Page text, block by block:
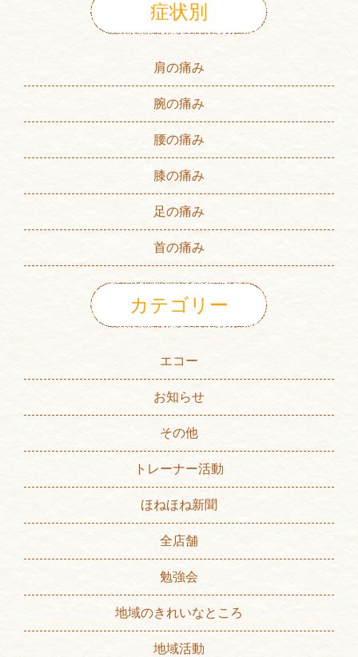
症状別
肩の痛み
腕の痛み
腰の痛み
膝の痛み
足の痛み
首の痛み
カテゴリー
エコー
お知らせ
その他
トレーナー活動
ほねほね新聞
全店舗
勉強会
地域のきれいなところ
地域活動